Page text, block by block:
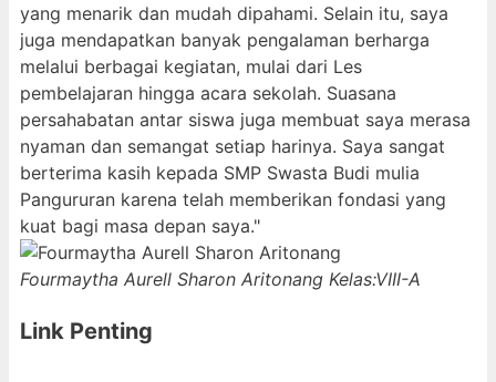
yang menarik dan mudah dipahami. Selain itu, saya
juga mendapatkan banyak pengalaman berharga
melalui berbagai kegiatan, mulai dari Les
pembelajaran hingga acara sekolah. Suasana
persahabatan antar siswa juga membuat saya merasa
nyaman dan semangat setiap harinya. Saya sangat
berterima kasih kepada SMP Swasta Budi mulia
Pangururan karena telah memberikan fondasi yang
kuat bagi masa depan saya."
Fourmaytha Aurell Sharon Aritonang Kelas:VIII-A
Link Penting